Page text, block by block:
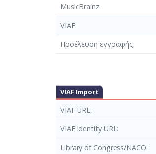
MusicBrainz
VIAF
Προέλευση εγγραφής
VIAF Import
VIAF URL
VIAF identity URL
Library of Congress/NACO